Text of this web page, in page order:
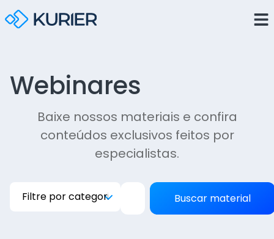
Webinares
Baixe nossos materiais e confira
conteúdos exclusivos feitos por
especialistas.
Buscar material